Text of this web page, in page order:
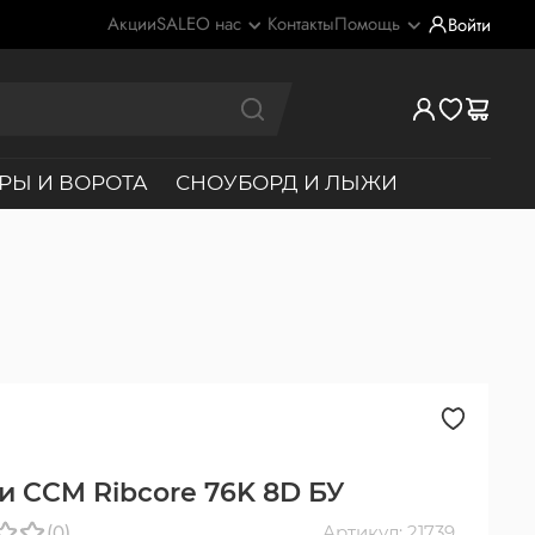
АкцииSALEО нас КонтактыПомощь Войти
И ВОРОТА СНОУБОРД И ЛЫЖИ
CCM Ribcore 76K 8D БУ